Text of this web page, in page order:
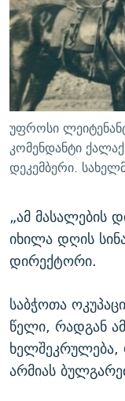
უფროსი
კომენდანტი
დეკემბერი.
„ამ მასალების
იხილა დღის
დირექტორი.
საბჭოთა
წელი, რადგან
არმიას